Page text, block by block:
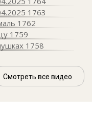
Смотреть все видео